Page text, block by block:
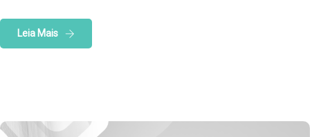
Leia Mais